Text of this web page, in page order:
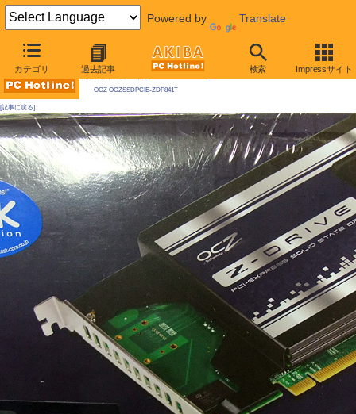
Powered by Translate
カテゴリ 過去記事 検索 Impressサイト
AKIBA PC Hotline! 2009年10月10日号
OCZ OCZSSDPCIE-ZDP841T
[記事に戻る]